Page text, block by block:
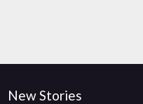
New Stories